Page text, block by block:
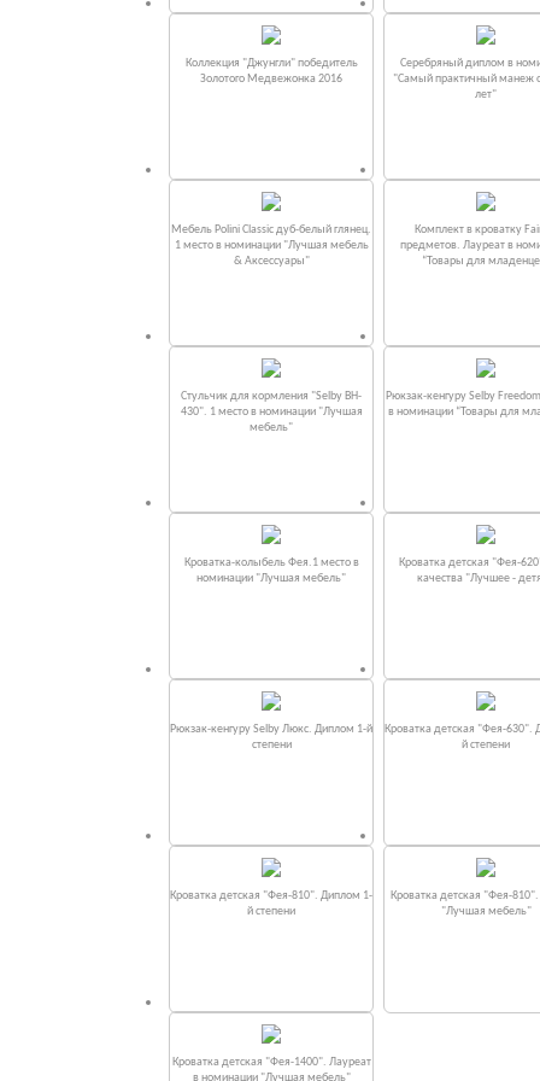
Коллекция "Джунгли" победитель
Золотого Медвежонка 2016
Серебряный диплом в
"Самый практичный манеж
лет"
Мебель Polini Classic дуб-белый глянец.
1 место в номинации "Лучшая мебель
& Аксессуары"
Комплект в кроватку
предметов. Лауреат в
“Товары для
Стульчик для кормления "Selby BH-
430". 1 место в номинации "Лучшая
мебель"
Рюкзак-кенгуру Selby
в номинации “Товары для
Кроватка-колыбель Фея.1 место в
номинации "Лучшая мебель"
Кроватка детская "Фея-
качества "Лучшее -
Рюкзак-кенгуру Selby Люкс. Диплом 1-й
степени
Кроватка детская "Фея-630".
й степени
Кроватка детская "Фея-810". Диплом 1-
й степени
Кроватка детская "Фея-
"Лучшая мебель"
Кроватка детская "Фея-1400". Лауреат
в номинации "Лучшая мебель"